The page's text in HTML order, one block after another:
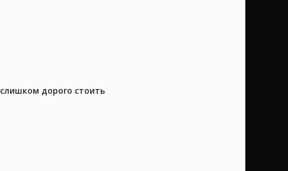
дорого стоить